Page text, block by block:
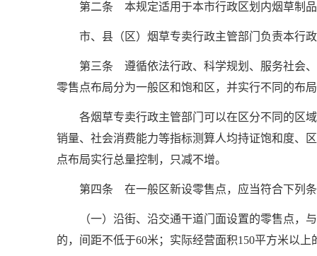
第二条 本规定适用于本市行政区划内烟草制
市、县（区）烟草专卖行政主管部门负责本行
第三条 遵循依法行政、科学规划、服务社会
零售点布局分为一般区和饱和区，并实行不同的布
各烟草专卖行政主管部门可以在区分不同的区
销量、社会消费能力等指标测算人均持证饱和度、
点布局实行总量控制，只减不增。
第四条 在一般区新设零售点，应当符合下列
（一）沿街、沿交通干道门面设置的零售点，
的，间距不低于60米；实际经营面积150平方米以上